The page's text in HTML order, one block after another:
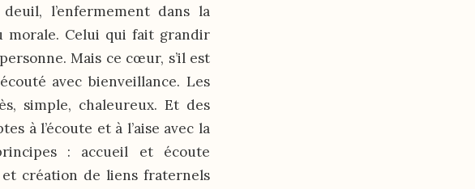
l’enfermement dans la
morale. Celui qui fait grandir
Mais ce cœur, s’il est
avec bienveillance. Les
simple, chaleureux. Et des
à l’écoute et à l’aise avec la
: accueil et écoute
création de liens fraternels